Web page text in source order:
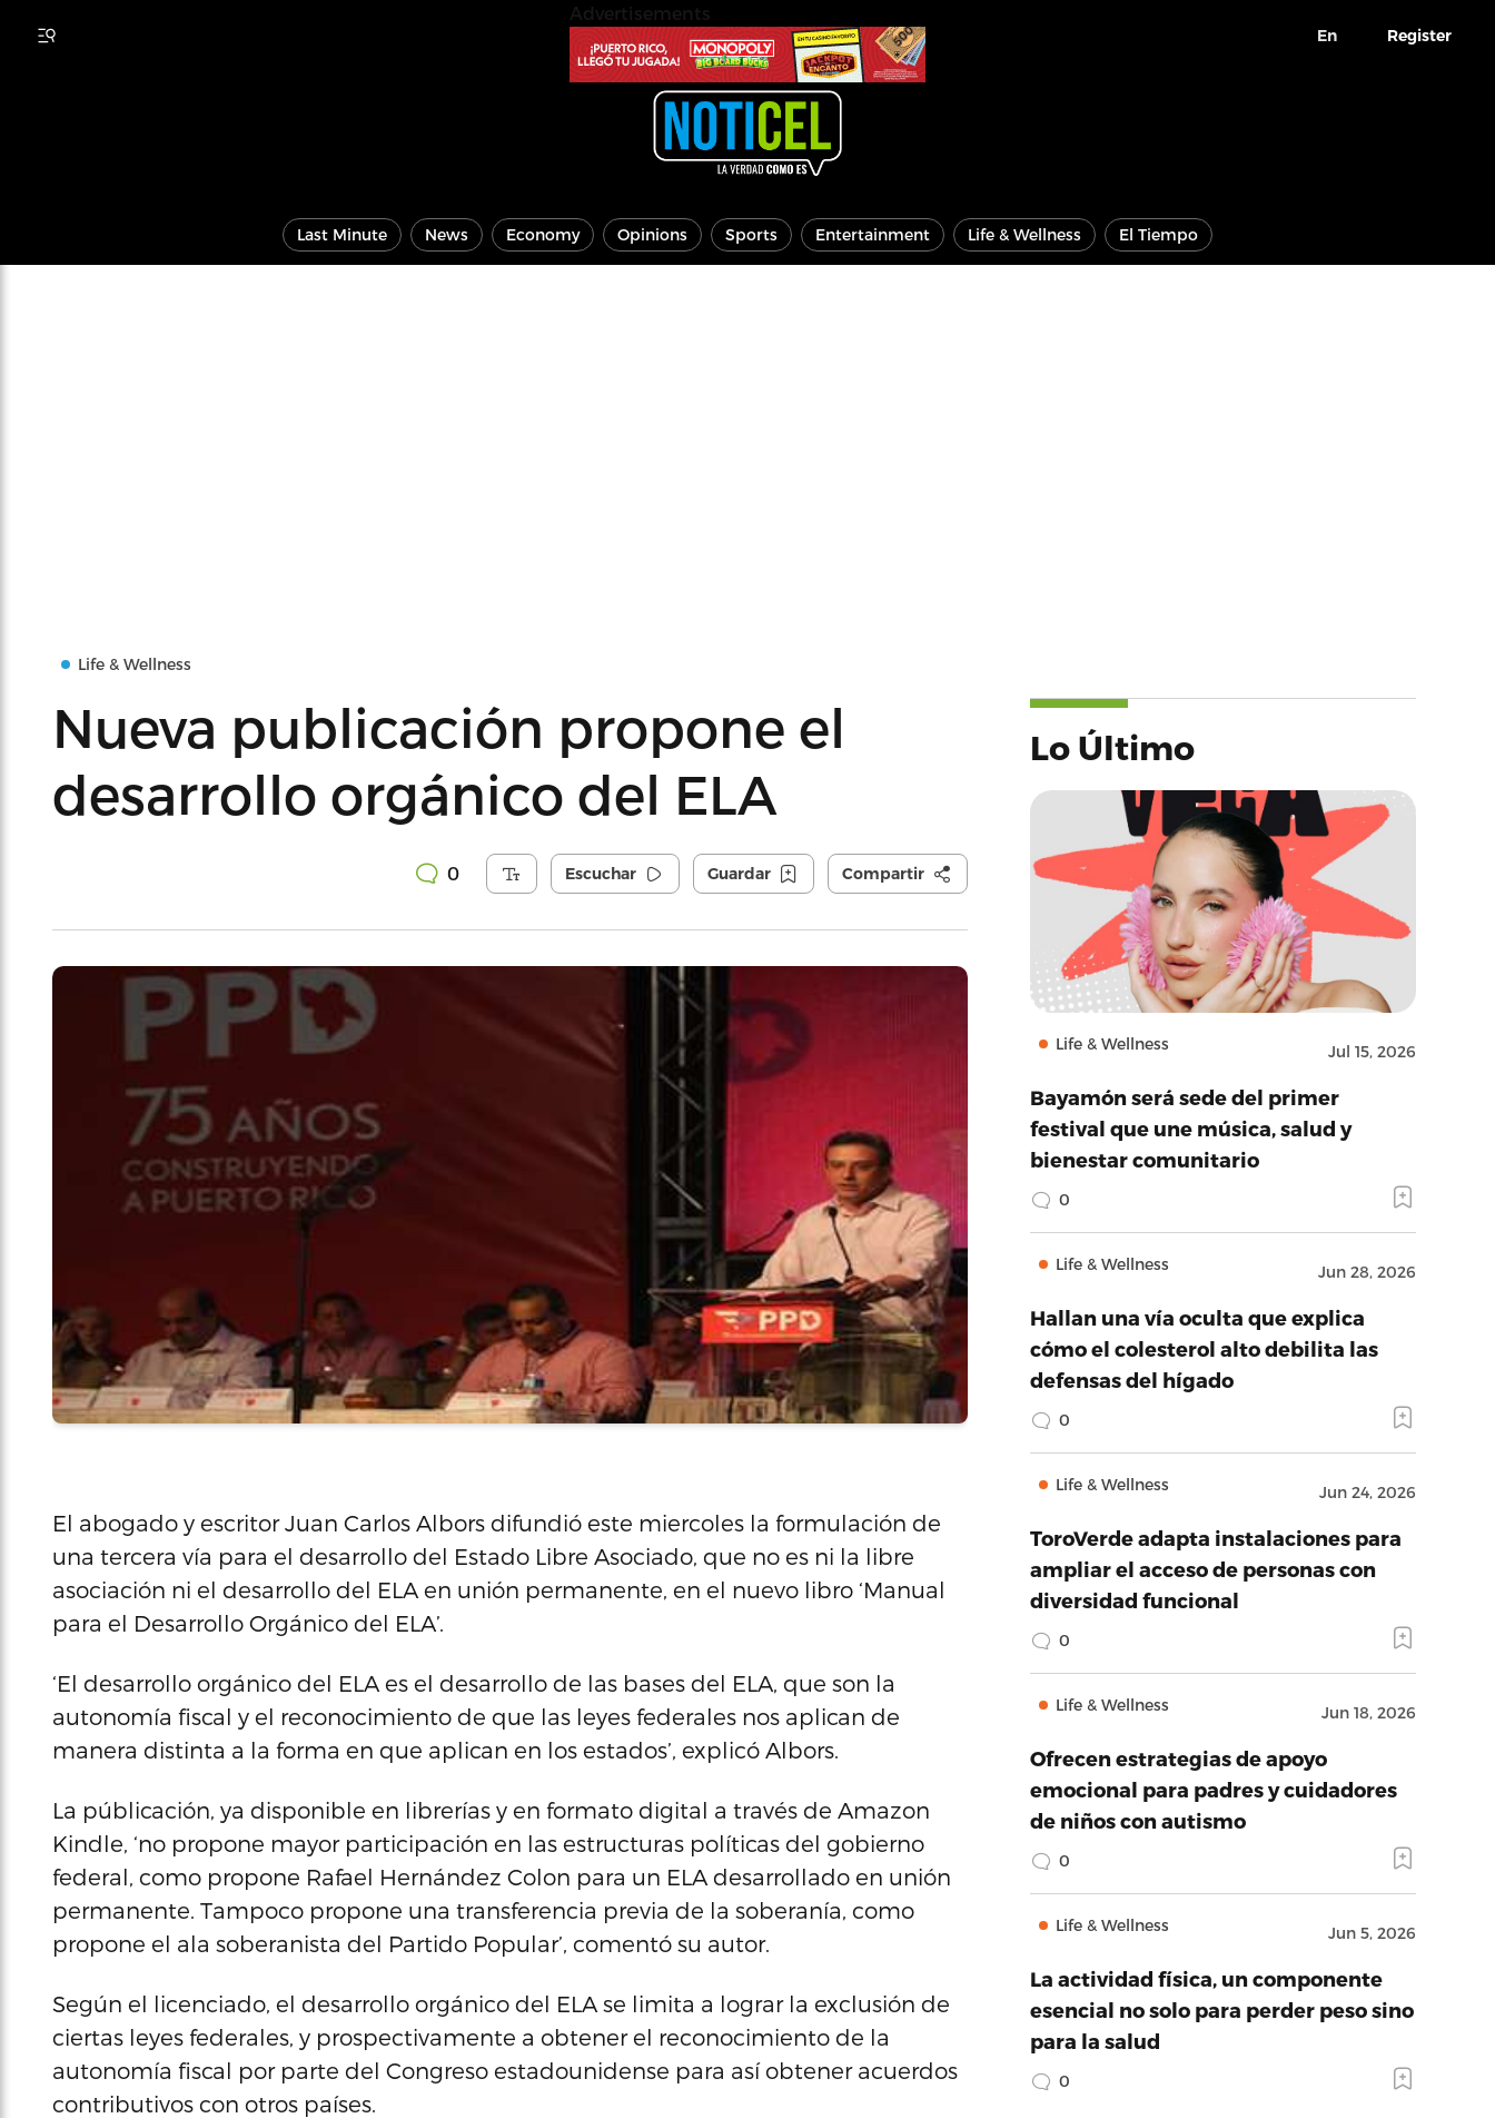
En Register
Last Minute News Economy Opinions Sports Entertainment Life & Wellness El Tiempo
Life & Wellness
Nueva publicación propone el
desarrollo orgánico del ELA
0 Escuchar Guardar Compartir
El abogado y escritor Juan Carlos Albors difundió este miercoles la formulación de
una tercera vía para el desarrollo del Estado Libre Asociado, que no es ni la libre
asociación ni el desarrollo del ELA en unión permanente, en el nuevo libro ‘Manual
para el Desarrollo Orgánico del ELA’.
‘El desarrollo orgánico del ELA es el desarrollo de las bases del ELA, que son la
autonomía fiscal y el reconocimiento de que las leyes federales nos aplican de
manera distinta a la forma en que aplican en los estados’, explicó Albors.
La públicación, ya disponible en librerías y en formato digital a través de Amazon
Kindle, ‘no propone mayor participación en las estructuras políticas del gobierno
federal, como propone Rafael Hernández Colon para un ELA desarrollado en unión
permanente. Tampoco propone una transferencia previa de la soberanía, como
propone el ala soberanista del Partido Popular’, comentó su autor.
Según el licenciado, el desarrollo orgánico del ELA se limita a lograr la exclusión de
ciertas leyes federales, y prospectivamente a obtener el reconocimiento de la
autonomía fiscal por parte del Congreso estadounidense para así obtener acuerdos
contributivos con otros países.
Lo Último
Life & Wellness Jul 15, 2026
Bayamón será sede del primer
festival que une música, salud y
bienestar comunitario
0
Life & Wellness Jun 28, 2026
Hallan una vía oculta que explica
cómo el colesterol alto debilita las
defensas del hígado
0
Life & Wellness Jun 24, 2026
ToroVerde adapta instalaciones para
ampliar el acceso de personas con
diversidad funcional
0
Life & Wellness Jun 18, 2026
Ofrecen estrategias de apoyo
emocional para padres y cuidadores
de niños con autismo
0
Life & Wellness Jun 5, 2026
La actividad física, un componente
esencial no solo para perder peso sino
para la salud
0